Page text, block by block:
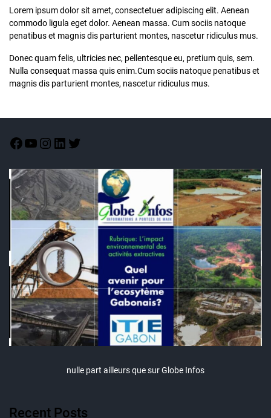
Lorem ipsum dolor sit amet, consectetuer adipiscing elit. Aenean
commodo ligula eget dolor. Aenean massa. Cum sociis natoque
penatibus et magnis dis parturient montes, nascetur ridiculus mus.
Donec quam felis, ultricies nec, pellentesque eu, pretium quis, sem.
Nulla consequat massa quis enim.Cum sociis natoque penatibus et
magnis dis parturient montes, nascetur ridiculus mus.
nulle part ailleurs que sur Globe Infos
Recent Posts